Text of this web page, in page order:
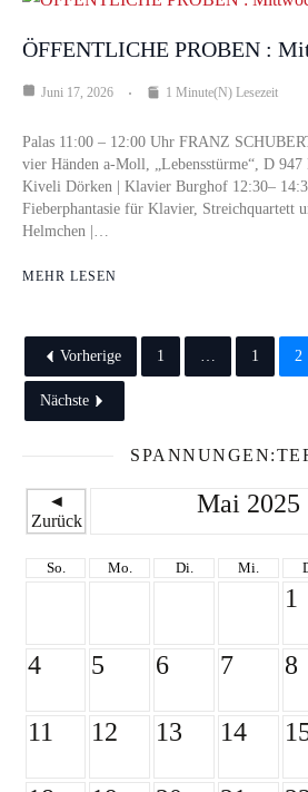
ÖFFENTLICHE PROBEN :
Juni 17, 2026 1 Minute(n) Lesezeit
Palas 11:00 – 12:00 Uhr FRANZ
vier Händen a-Moll, „Lebensstürme“, D
Kiveli Dörken | Klavier Burghof 12:30–
Fieberphantasie für Klavier, Streichquartett
Helmchen |…
MEHR LESEN
Vorherige 1 … 1 2
Nächste
◄
Zurück
Mai 2025
So. Mo. Di. Mi.
1
4 5 6 7 8
11 12 13 14